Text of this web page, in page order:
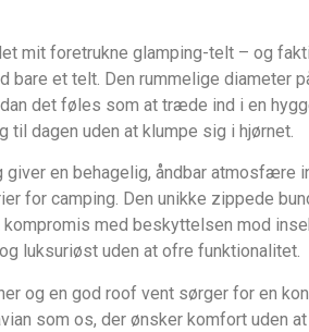
mit foretrukne glamping-telt – og
et telt. Den rummelige diameter
det føles som at træde ind i en
dagen uden at klumpe sig i hjørnet.
en behagelig, åndbar atmosfære
for camping. Den unikke zippede
med beskyttelsen mod
luksuriøst uden at ofre funktionalitet.
og en god roof vent sørger for en
som os, der ønsker komfort uden